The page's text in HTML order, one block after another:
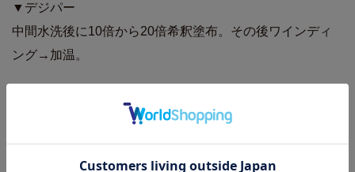
▼デジパー
中間水洗後に10倍から20倍希釈塗布。その後ワインディ
ング→加温。
商品詳細